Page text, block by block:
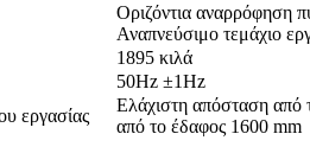
Οριζόντια αναρρόφηση
Αναπνεύσιμο τεμάχιο
1895 κιλά
50Hz ±1Hz
εργασίας
Ελάχιστη απόσταση από
από το έδαφος 1600 mm